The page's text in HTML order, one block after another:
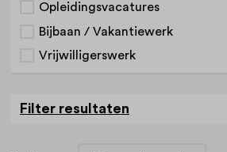
Opleidingsvacatures
Bijbaan / Vakantiewerk
Vrijwilligerswerk
Filter resultaten